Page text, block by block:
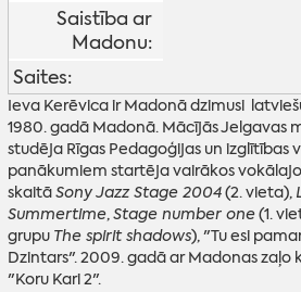
Saistība ar
Madonu:
Saites:
Ieva Kerēvica ir Madonā dzimusi
1980. gadā Madonā. Mācījās Jelgavas
studēja Rīgas Pedagoģijas un izglītības
panākumiem startēja vairākos
skaitāSony Jazz Stage 2004(2. vieta),
Summertime,Stage number one(1.
grupu The spirit shadows), "Tu esi
Dzintars". 2009. gadā ar Madonas zaļo
"Koru Kari 2".